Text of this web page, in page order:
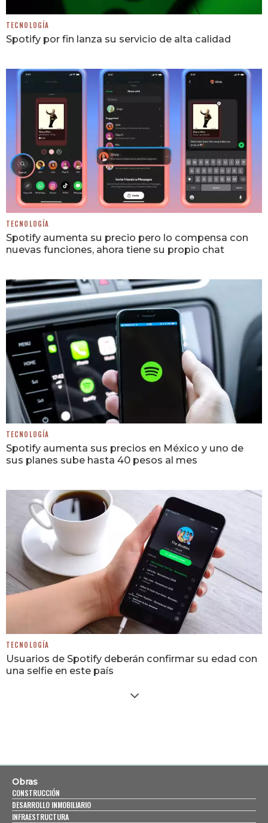
TECNOLOGÍA
Spotify por fin lanza su servicio de alta calidad
TECNOLOGÍA
Spotify aumenta su precio pero lo compensa con
nuevas funciones, ahora tiene su propio chat
TECNOLOGÍA
Spotify aumenta sus precios en México y uno de
sus planes sube hasta 40 pesos al mes
TECNOLOGÍA
Usuarios de Spotify deberán confirmar su edad con
una selfie en este país
Obras
CONSTRUCCIÓN
DESARROLLO INMOBILIARIO
INFRAESTRUCTURA